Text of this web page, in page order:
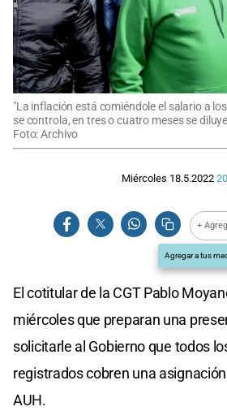
"La inflación está comiéndole el salario a
se controla, en tres o cuatro meses se
Foto: Archivo
Miércoles 18.5.2022
+
Agregar a tus
El cotitular de la CGT Pablo
miércoles que preparan una
solicitarle al Gobierno que todos
registrados cobren una
AUH.